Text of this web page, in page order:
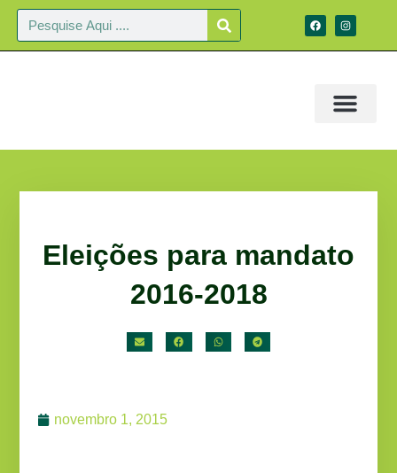
Eleições para mandato
2016-2018
novembro 1, 2015